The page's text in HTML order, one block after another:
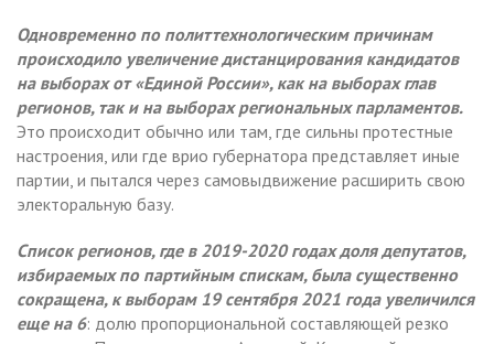
Одновременно по политтехнологическим причинам
происходило увеличение дистанцирования кандидатов
на выборах от «Единой России», как на выборах глав
регионов, так и на выборах региональных парламентов.
Это происходит обычно или там, где сильны протестные
настроения, или где врио губернатора представляет иные
партии, и пытался через самовыдвижение расширить свою
электоральную базу.
Список регионов, где в 2019-2020 годах доля депутатов,
избираемых по партийным спискам, была существенно
сокращена, к выборам 19 сентября 2021 года увеличился
еще на 6: долю пропорциональной составляющей резко